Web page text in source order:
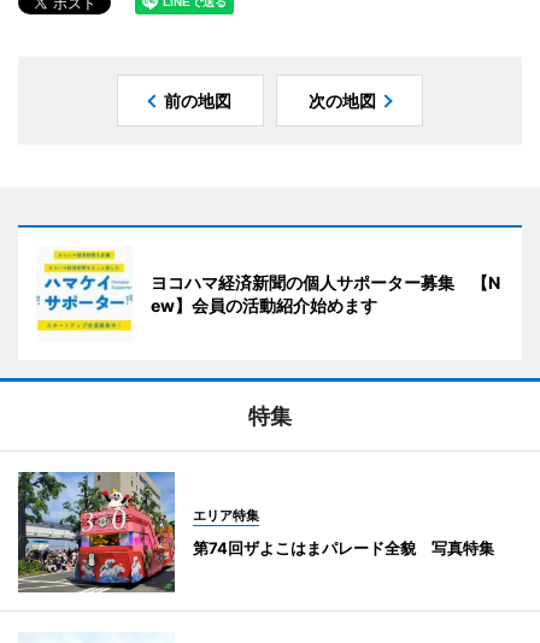
前の地図 次の地図
ヨコハマ経済新聞の個人サポーター募集 【N
ew】会員の活動紹介始めます
特集
エリア特集
第74回ザよこはまパレード全貌 写真特集